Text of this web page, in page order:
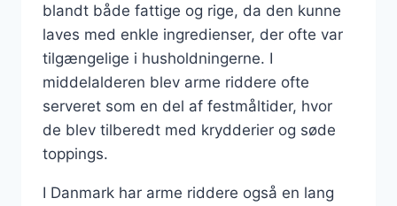
blandt både fattige og rige, da den kunne
laves med enkle ingredienser, der ofte var
tilgængelige i husholdningerne. I
middelalderen blev arme riddere ofte
serveret som en del af festmåltider, hvor
de blev tilberedt med krydderier og søde
toppings.
I Danmark har arme riddere også en lang